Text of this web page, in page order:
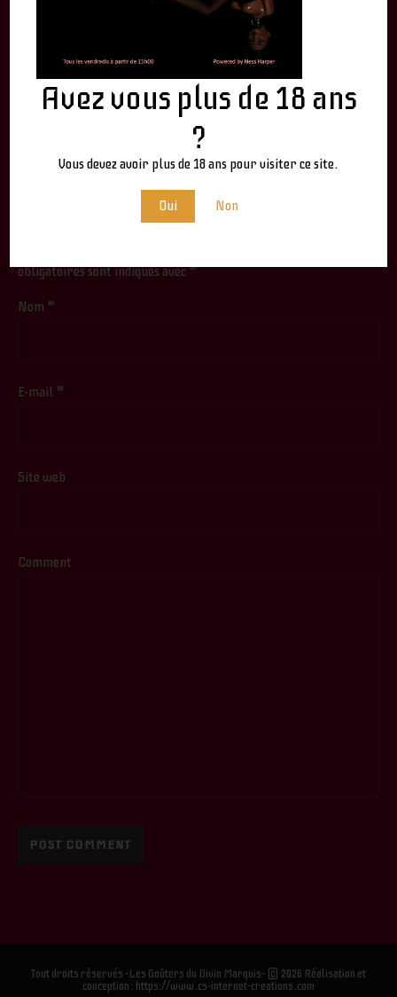
Avez vous plus de 18 ans
?
Vous devez avoir plus de 18 ans pour visiter ce site.
Oui Non
LEAVE A REPLY
obligatoires sont indiqués avec*
Nom *
E-mail *
Site web
Comment
Tout droits réservés -Les Goûters du Divin Marquis- © 2026 Réalisation et
conception : https://www.cs-internet-creations.com